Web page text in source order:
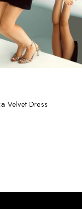
Velvet Dress